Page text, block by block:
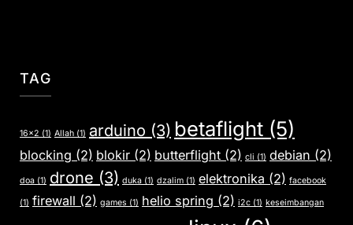
TAG
16x2 (1) Allah (1) arduino (3) betaflight (5)
blocking (2) blokir (2) butterflight (2) cli (1) debian (2)
doa (1) drone (3) duka (1) dzalim (1) elektronika (2) facebook
(1) firewall (2) games (1) helio spring (2) i2c (1) keseimbangan